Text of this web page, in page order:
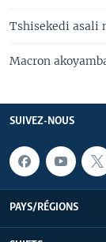
Tshisekedi asali
Macron
SUIVEZ-NOUS
PAYS/RÉGIONS